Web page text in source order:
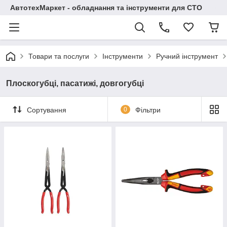
АвтотехМаркет - обладнання та інструменти для СТО
Товари та послуги Інструменти Ручний інструмент
Плоскогубці, пасатижі, довгогубці
Сортування 0 Фільтри